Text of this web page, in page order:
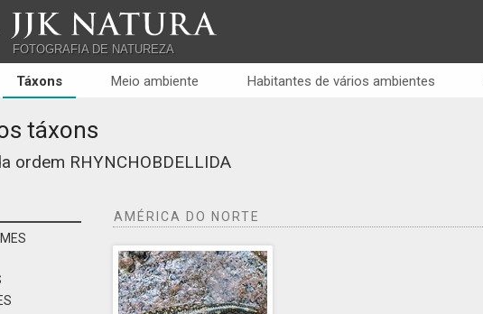
JJK NATURA
FOTOGRAFIA DE NATUREZA
Táxons Meio ambiente Habitantes de vários ambientes
táxons
ordem RHYNCHOBDELLIDA
AMÉRICA DO NORTE